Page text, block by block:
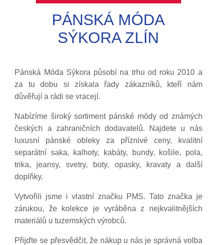
PÁNSKÁ MÓDA
SÝKORA ZLÍN
Pánská Móda Sýkora působí na trhu od roku 2010 a
za tu dobu si získala řady zákazníků, kteří nám
důvěřují a rádi se vracejí.
Nabízíme široký sortiment pánské módy od známých
českých a zahraničních dodavatelů. Najdete u nás
luxusní pánské obleky za příznivé ceny, kvalitní
separátní saka, kalhoty, kabáty, bundy, košile, pola,
trika, jeansy, svetry, boty, opasky, kravaty a další
doplňky.
Vytvořili jsme i vlastní značku PMS. Tato značka je
zárukou, že kolekce je vyráběna z nejkvalitnějších
materiálů u tuzemských výrobců.
Přijďte se přesvědčit, že nákup u nás je správná volba